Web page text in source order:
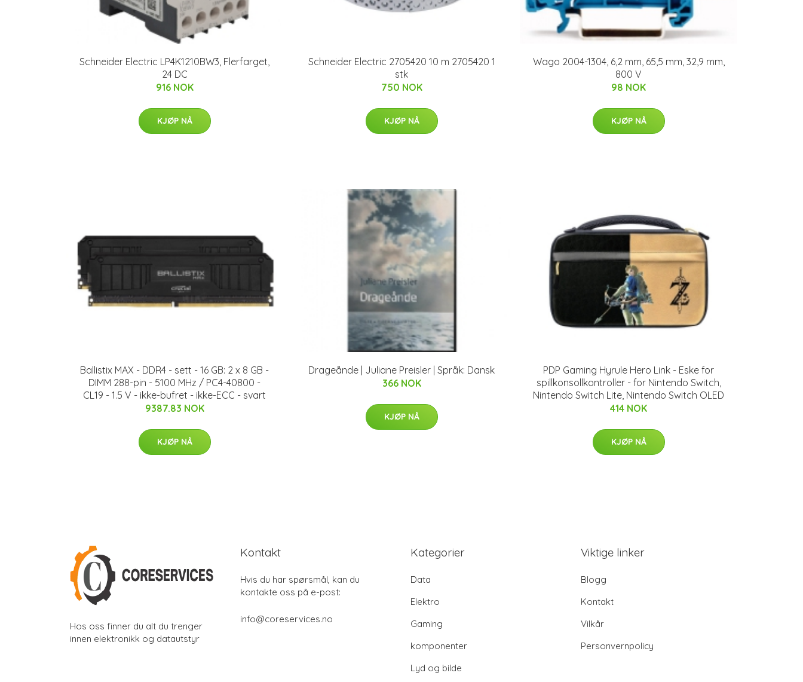
Schneider Electric LP4K1210BW3, Flerfarget,
24 DC
916 NOK
KJØP NÅ
Schneider Electric 2705420 10 m 2705420 1
stk
750 NOK
KJØP NÅ
Wago 2004-1304, 6,2 mm, 65,5 mm, 32,9 mm,
800 V
98 NOK
KJØP NÅ
Ballistix MAX - DDR4 - sett - 16 GB: 2 x 8 GB -
DIMM 288-pin - 5100 MHz / PC4-40800 -
CL19 - 1.5 V - ikke-bufret - ikke-ECC - svart
9387.83 NOK
KJØP NÅ
Drageånde | Juliane Preisler | Språk: Dansk
366 NOK
KJØP NÅ
PDP Gaming Hyrule Hero Link - Eske for
spillkonsollkontroller - for Nintendo Switch,
Nintendo Switch Lite, Nintendo Switch OLED
414 NOK
KJØP NÅ
Hos oss finner du alt du trenger
innen elektronikk og datautstyr
Kontakt
Hvis du har spørsmål, kan du
kontakte oss på e-post:
info@coreservices.no
Kategorier
Data
Elektro
Gaming
komponenter
Lyd og bilde
Viktige linker
Blogg
Kontakt
Vilkår
Personvernpolicy